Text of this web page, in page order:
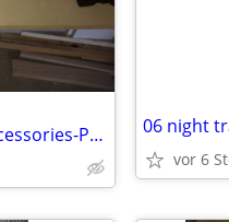
Leigh D4R Pro Dovetail Jig and accessories-Price Reduced! 06 night
vor 6